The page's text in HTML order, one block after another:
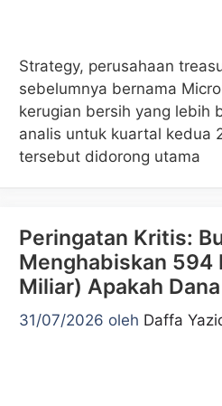
Strategy, perusahaan
sebelumnya bernama
kerugian bersih yang lebih
analis untuk kuartal kedua
tersebut didorong utama
Peringatan Kritis:
Menghabiskan 594
Miliar) Apakah
31/07/2026 oleh Daffa